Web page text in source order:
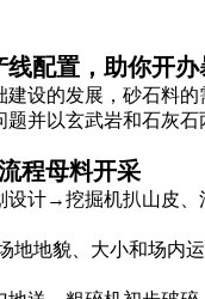
配置，助你开办
的发展，砂石料的
并以玄武岩和石灰石
程母料开采
设计→挖掘机扒山皮
地地貌、大小和场